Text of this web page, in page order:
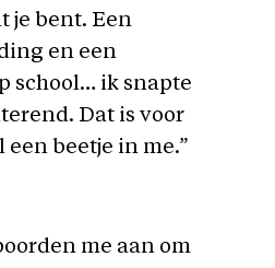
je bent. Een
en een
school… ik snapte
Dat is voor
beetje in me.”
me aan om